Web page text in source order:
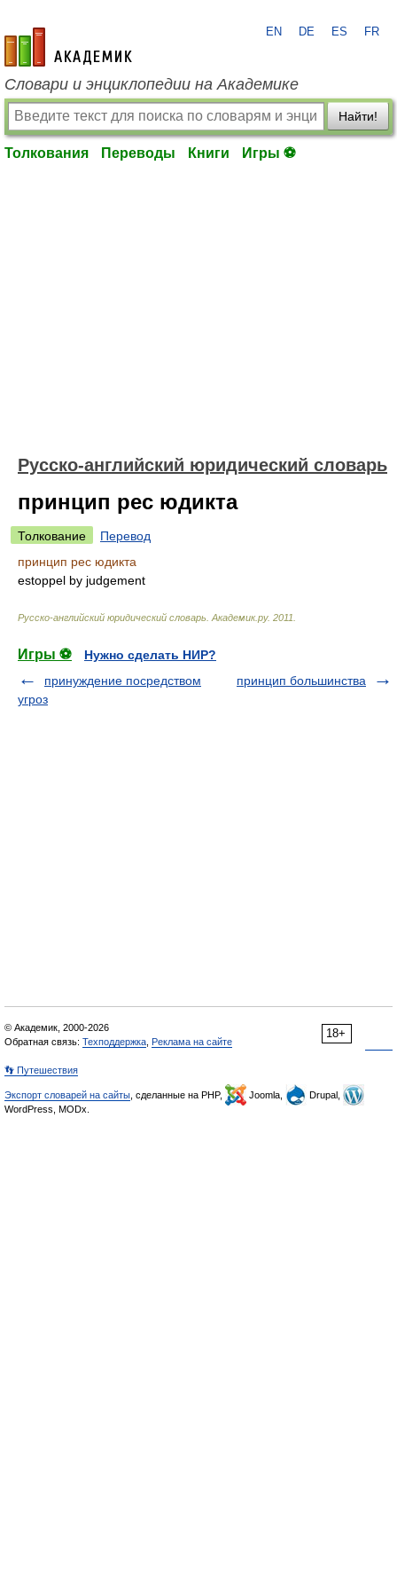
academic.ru
EN DE ES FR
Словари и энциклопедии на Академике
Найти!
Толкования Переводы Книги Игры ⚽
Русско-английский юридический словарь
принцип рес юдикта
Толкование
Перевод
принцип рес юдикта
estoppel by judgement
Русско-английский юридический словарь Академик.ру. 2011
Игры ⚽
Нужно сделать НИР?
принуждение посредством
угроз
принцип большинства
18+
© Академик, 2000-2026
Обратная связь: Техподдержка Реклама на сайте
👣 Путешествия
Экспорт словарей на сайты , сделанные на PHP, Joomla,
Drupal,
WordPress, MODx.